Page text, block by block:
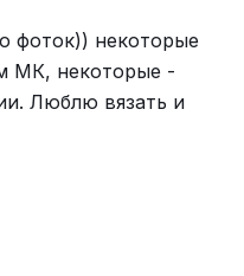
фоток)) некоторые
МК, некоторые -
Люблю вязать и